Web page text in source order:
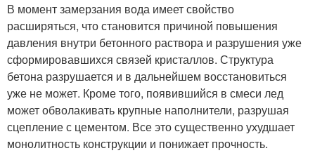
В момент замерзания вода имеет свойство
расширяться, что становится причиной повышения
давления внутри бетонного раствора и разрушения уже
сформировавшихся связей кристаллов. Структура
бетона разрушается и в дальнейшем восстановиться
уже не может. Кроме того, появившийся в смеси лед
может обволакивать крупные наполнители, разрушая
сцепление с цементом. Все это существенно ухудшает
монолитность конструкции и понижает прочность.